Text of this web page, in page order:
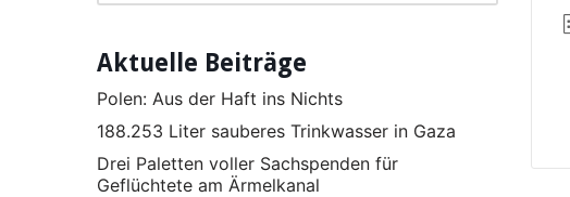
Aktuelle Beiträge
Polen: Aus der Haft ins Nichts
188.253 Liter sauberes Trinkwasser in Gaza
Drei Paletten voller Sachspenden für
Geflüchtete am Ärmelkanal